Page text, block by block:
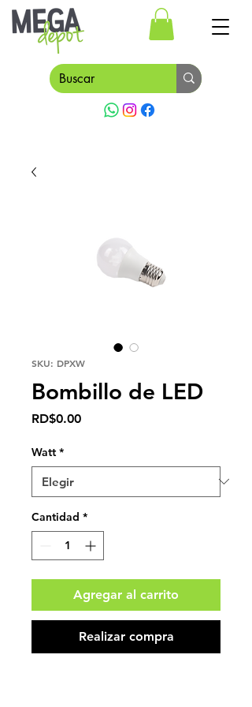
SKU: DPXW
Bombillo de LED
RD$0.00Precio
Watt *
Cantidad *
Agregar al carrito
Realizar compra